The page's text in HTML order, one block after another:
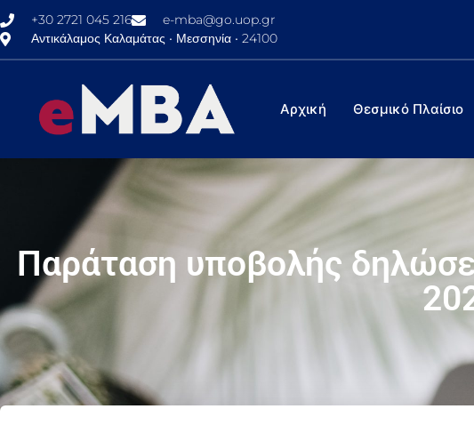
+30 2721 045 216
e-mba@go.uop.gr
Αντικάλαμος Καλαμάτας • Μεσσηνία • 24100
Αρχική Θεσμικό Πλαίσιο
Παράταση υποβολής